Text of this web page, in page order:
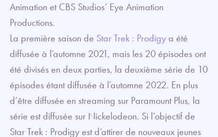
Animation et CBS Studios’ Eye Animation
Productions.
La première saison de Star Trek : Prodigy a été
diffusée à l’automne 2021, mais les 20 épisodes ont
été divisés en deux parties, la deuxième série de 10
épisodes étant diffusée à l’automne 2022. En plus
d’être diffusée en streaming sur Paramount Plus, la
série est diffusée sur Nickelodeon. Si l’objectif de
Star Trek : Prodigy est d’attirer de nouveaux jeunes